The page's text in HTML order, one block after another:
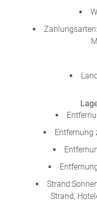
Entfernung
Strand,